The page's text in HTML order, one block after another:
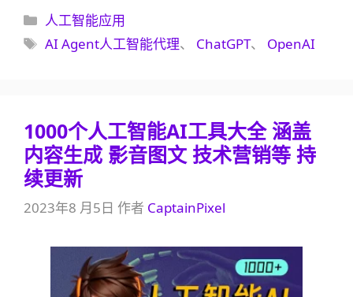
分
类
人工智能应用
标
AI Agent人工智能代理、 ChatGPT、 OpenAI
1000个人工智能AI工具大全 涵盖
内容生成 影音图文 技术营销等 持
续更新
2023年8 月5日 作者 CaptainPixel